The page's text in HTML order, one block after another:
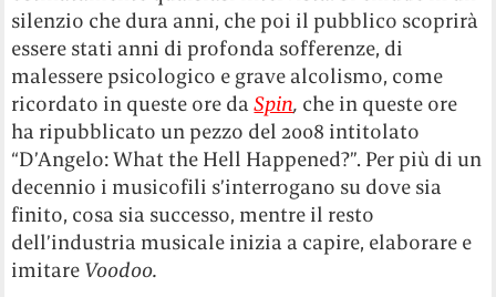
silenzio che dura anni, che poi il pubblico scoprirà
essere stati anni di profonda sofferenze, di
malessere psicologico e grave alcolismo, come
ricordato in queste ore daSpin, che in queste ore
ha ripubblicato un pezzo del 2008 intitolato
“D’Angelo: What the Hell Happened?”. Per più di un
decennio i musicofili s’interrogano su dove sia
finito, cosa sia successo, mentre il resto
dell’industria musicale inizia a capire, elaborare e
imitare Voodoo.